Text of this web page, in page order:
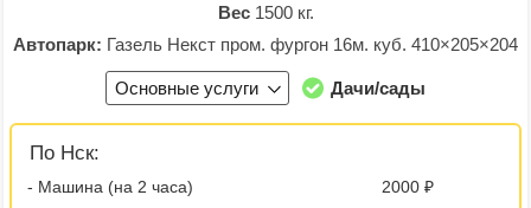
Вес1500 кг.
Автопарк: Газель Некст пром. фургон 16м. куб. 410×205×204
Основные услуги Дачи/сады
По Нск:
- Машина (на 2 часа) 2000 ₽